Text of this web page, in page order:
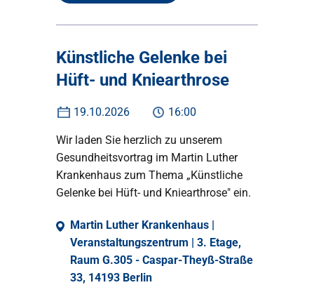
Künstliche Gelenke bei
Hüft- und Kniearthrose
19.10.2026 16:00
Wir laden Sie herzlich zu unserem
Gesundheitsvortrag im Martin Luther
Krankenhaus zum Thema „Künstliche
Gelenke bei Hüft- und Kniearthrose" ein.
Martin Luther Krankenhaus |
Veranstaltungszentrum | 3. Etage,
Raum G.305 - Caspar-Theyß-Straße
33, 14193 Berlin